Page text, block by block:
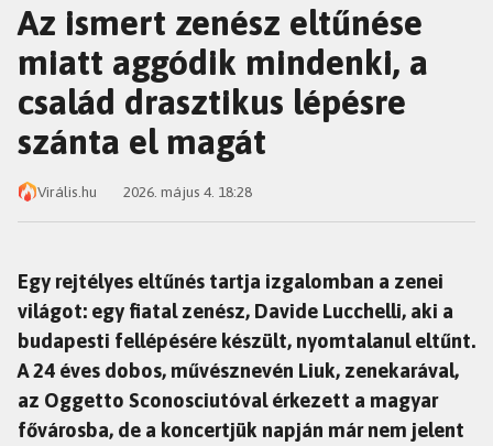
Az ismert zenész eltűnése
miatt aggódik mindenki, a
család drasztikus lépésre
szánta el magát
Virális.hu 2026. május 4. 18:28
Egy rejtélyes eltűnés tartja izgalomban a zenei
világot: egy fiatal zenész, Davide Lucchelli, aki a
budapesti fellépésére készült, nyomtalanul eltűnt.
A 24 éves dobos, művésznevén Liuk, zenekarával,
az Oggetto Sconosciutóval érkezett a magyar
fővárosba, de a koncertjük napján már nem jelent